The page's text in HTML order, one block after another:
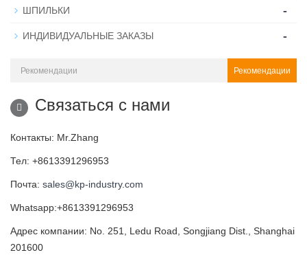
ШПИЛЬКИ -
ИНДИВИДУАЛЬНЫЕ ЗАКАЗЫ -
Рекомендации
Связаться с нами
Контакты: Mr.Zhang
Тел: +8613391296953
Почта: sales@kp-industry.com
Whatsapp:+8613391296953
Адрес компании: No. 251, Ledu Road, Songjiang Dist., Shanghai
201600